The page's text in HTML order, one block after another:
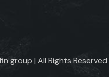
group | All Rights Reserved